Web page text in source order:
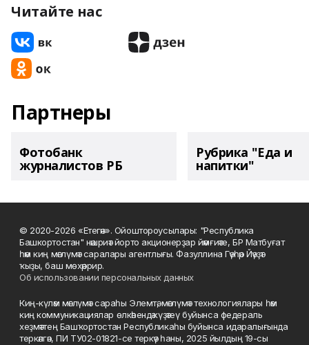
Читайте нас
Партнеры
Фотобанк
журналистов РБ
Рубрика "Еда и
напитки"
© 2020-2026 «Етегән». Ойоштороусылары: "Республика
Башкортостан" нәшриәт йорто акционерҙар йәмғиәте, БР Матбуғат
һәм киң мәғлүмәт саралары агентлығы. Фазуллина Гәүһәр Йәүҙәт
ҡыҙы, баш мөхәррир.
Об использовании персональных данных
Киң-күләм мәғлүмәт сараһы Элемтә, мәғлүмәт технологиялары һәм
киң коммуникациялар өлкәһендә күҙәтеү буйынса федераль
хеҙмәттең Башҡортостан Республикаһы буйынса идаралығында
теркәлгән, ПИ ТУ02-01821-се теркәү һаны, 2025 йылдың 19-сы